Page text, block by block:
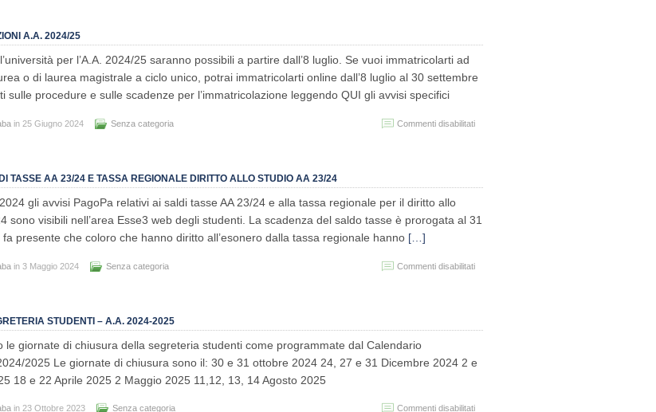
A.A.
A.A. 2024/25
per l’A.A. 2024/25 saranno possibili a partire dall’8 luglio. Se vuoi immatricolarti ad
o di laurea magistrale a ciclo unico, potrai immatricolarti online dall’8 luglio al 30 settembre
sulle procedure e sulle scadenze per l’immatricolazione leggendo QUI gli avvisi specifici
in 25 Giugno 2024 Senza categoria Commenti disabilitatisu
TASSE AA 23/24 E TASSA REGIONALE DIRITTO ALLO STUDIO AA 23/24
gli avvisi PagoPa relativi ai saldi tasse AA 23/24 e alla tassa regionale per il diritto allo
sono visibili nell’area Esse3 web degli studenti. La scadenza del saldo tasse è prorogata al 31
fa presente che coloro che hanno diritto all’esonero dalla tassa regionale hanno […]
in 3 Maggio 2024 Senza categoria Commenti disabilitatisu
23/24
REGIONALE
STUDIO
STUDENTI – A.A. 2024-2025
le giornate di chiusura della segreteria studenti come programmate dal Calendario
2025 Le giornate di chiusura sono il: 30 e 31 ottobre 2024 24, 27 e 31 Dicembre 2024 2 e
18 e 22 Aprile 2025 2 Maggio 2025 11,12, 13, 14 Agosto 2025
in 23 Ottobre 2023 Senza categoria Commenti disabilitatisu